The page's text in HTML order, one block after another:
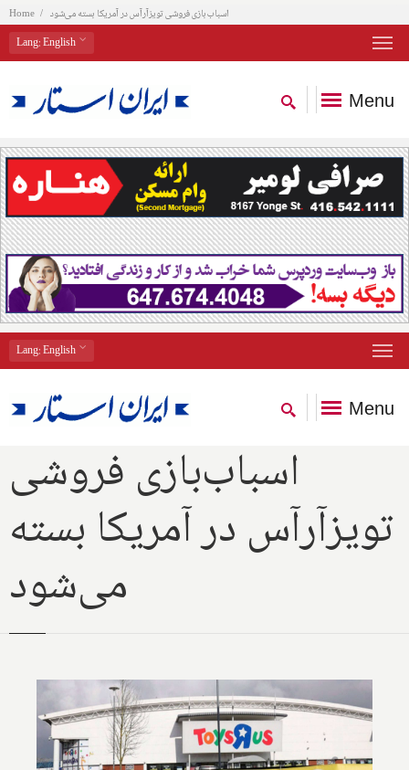
Home اسباب‌بازی فروشی تویزآرآس در آمریکا بسته می‌شود
Lang: English
Menu
Lang: English
Menu
اسباب‌بازی فروشی
تویزآرآس در آمریکا بسته
می‌شود